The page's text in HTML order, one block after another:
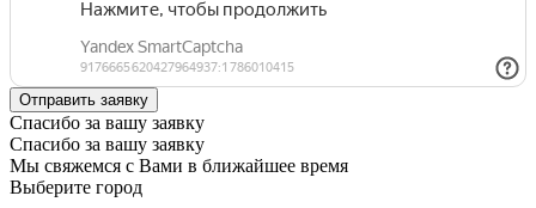
Спасибо за вашу заявку
Спасибо за вашу заявку
Мы свяжемся с Вами в ближайшее время
Выберите город